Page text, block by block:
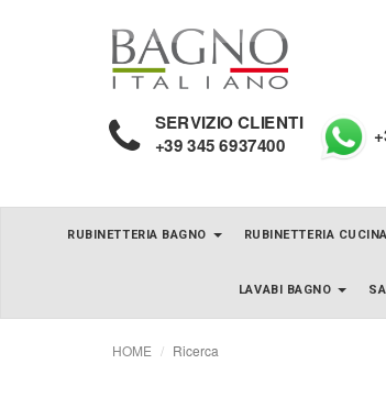
SERVIZIO CLIENTI
+39 345 6937400
RUBINETTERIA BAGNO RUBINETTERIA CUCINA
LAVABI BAGNO
HOME Ricerca